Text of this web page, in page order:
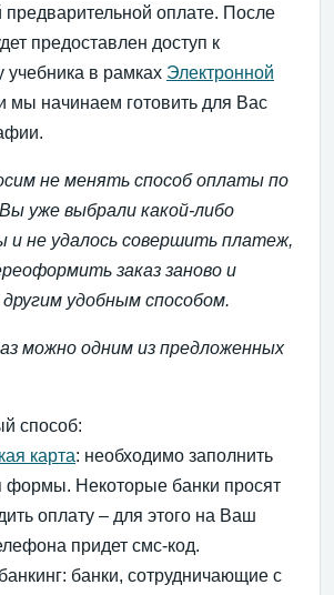
предварительной оплате. После
предоставлен доступ к
учебника в рамках Электронной
мы начинаем готовить для Вас
не менять способ оплаты по
уже выбрали какой-либо
и не удалось совершить платеж,
заказ заново и
удобным способом.
можно одним из предложенных
способ:
карта: необходимо заполнить
формы. Некоторые банки просят
оплату – для этого на Ваш
придет смс-код.
банки, сотрудничающие с